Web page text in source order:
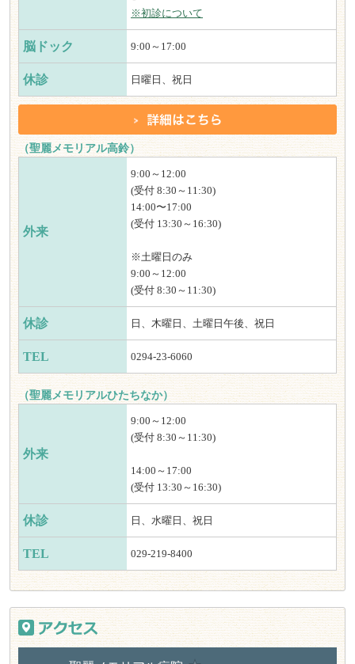
※初診について
脳ドック 9:00～17:00
休診 日曜日、祝日
（聖麗メモリアル高鈴）
外来
9:00～12:00
(受付 8:30～11:30)
14:00〜17:00
(受付 13:30～16:30)
※土曜日のみ
9:00～12:00
(受付 8:30～11:30)
休診 日、木曜日、土曜日午後、祝日
TEL 0294-23-6060
（聖麗メモリアルひたちなか）
外来
9:00～12:00
(受付 8:30～11:30)
14:00～17:00
(受付 13:30～16:30)
休診 日、水曜日、祝日
TEL 029-219-8400